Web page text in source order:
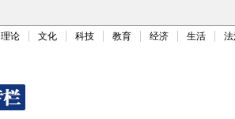
理论 文化 科技 教育 经济 生活